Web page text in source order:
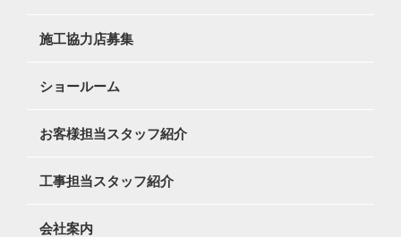
施工協力店募集
ショールーム
お客様担当スタッフ紹介
工事担当スタッフ紹介
会社案内